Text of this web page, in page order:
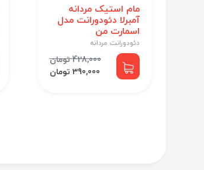
مام استیک مردانه
آمبرلا دئودورانت مدل
اسمارت من
دئودورانت مردانه
428,000 تومان
390,000 تومان